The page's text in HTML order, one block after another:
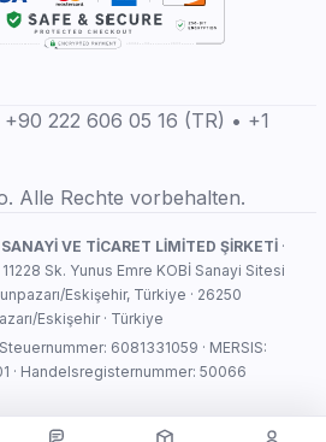
222 606 05 16 (TR) • +1
Alle Rechte vorbehalten.
VE TİCARET LİMİTED ŞİRKETİ·
Sk. Yunus Emre KOBİ Sanayi Sitesi
Eskişehir, Türkiye · 26250
Eskişehir · Türkiye
6081331059 · MERSIS:
· Handelsregisternummer: 50066